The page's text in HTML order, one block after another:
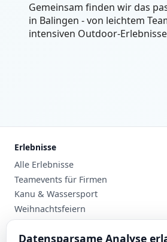
Gemeinsam finden wir das
in Balingen - von leichtem
intensiven Outdoor-
Erlebnisse
Alle Erlebnisse
Teamevents für Firmen
Kanu & Wassersport
Weihnachtsfeiern
Planung
Datensparsame Analyse